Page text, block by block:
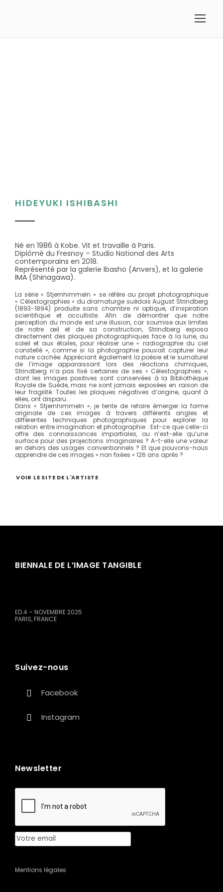
HIDEYUKI ISHIBASHI
Né en 1986 à Kobe. Vit et travaille à Paris.
Diplômé du Fresnoy – Studio National des Arts
contemporains en 2018.
Représenté par la galerie Ibasho (Anvers), et la galerie
IMA (Shinagawa).
La série « Stjernhimmeln » se réfère au projet photographique
« Célestographies » du dramaturge suédois August Strindberg
(1893-1894) produite sans chambre ni optique, d’inspiration
scientifique et occultiste. Afin de démontrer que notre
perception du monde est une illusion, car soumise aux limites
de notre œil et de sa construction, Strindberg exposa
directement des plaques photographiques face à la lune, au
soleil et aux étoiles, pour réaliser une « radiographie du ciel
constellé », comme si la photographie pouvait capturer leur
nature cachée. Appréciant également la poésie et le surnaturel
de l’image apparaissant lors des réactions chimiques,
Strindberg n’a pas fixé certaines de ses « Célestographies »,
dont les images positives sont conservées à la Bibliothèque
Royale de Suède, mais ne sont jamais exposées en raison de
leur fragilité. Toutes les plaques négatives d’origine, quant à
elles, ont disparu.
Dans « Stjernhimmeln », je tente de refaire émerger la forme
originale de ces images à travers différents angles et
différentes techniques photographiques pour explorer la
relation entre imagination et photographie : Est-ce que celle-ci
offre des connaissances impartiales, ou n’est-elle qu’une
surface pour des projections imaginaires ? A-t-elle une valeur
en dehors des usages conventionnels ? Et que pouvons-nous
apprendre de ces images « non fixées » 126 ans après ?
VOIR LE SITE DE L'ARTISTE
BIENNALE DE L’IMAGE TANGIBLE
ED.4 – NOVEMBRE 2025
PARIS, FRANCE
Suivez-nous
Facebook
Instagram
Newsletter
Mentions légales